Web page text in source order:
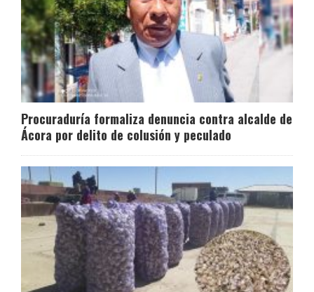
Procuraduría formaliza denuncia contra alcalde de
Ácora por delito de colusión y peculado